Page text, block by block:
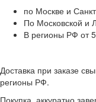
по Москве и
По Московской и
В регионы РФ от
Доставка при заказе
регионы РФ.